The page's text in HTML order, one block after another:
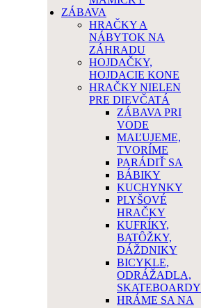
ZÁBAVA
HRAČKY A
NÁBYTOK NA
ZÁHRADU
HOJDAČKY,
HOJDACIE KONE
HRAČKY NIELEN
PRE DIEVČATÁ
ZÁBAVA PRI
VODE
MAĽUJEME,
TVORÍME
PARÁDIŤ SA
BÁBIKY
KUCHYNKY
PLYŠOVÉ
HRAČKY
KUFRÍKY,
BATÔŽKY,
DÁŽDNIKY
BICYKLE,
ODRÁŽADLA,
SKATEBOARDY
HRÁME SA NA